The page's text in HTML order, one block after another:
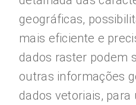
geográficas,
mais eficiente e
dados raster podem
outras informações
dados vetoriais,